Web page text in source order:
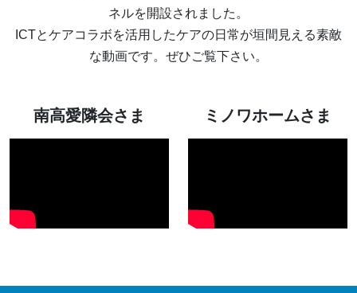
ネルを開設されました。
ICTとケアコラボを活用したケアの日常が垣間見える素敵
な動画です。ぜひご覧下さい。
南高愛隣会さま ミノワホームさま